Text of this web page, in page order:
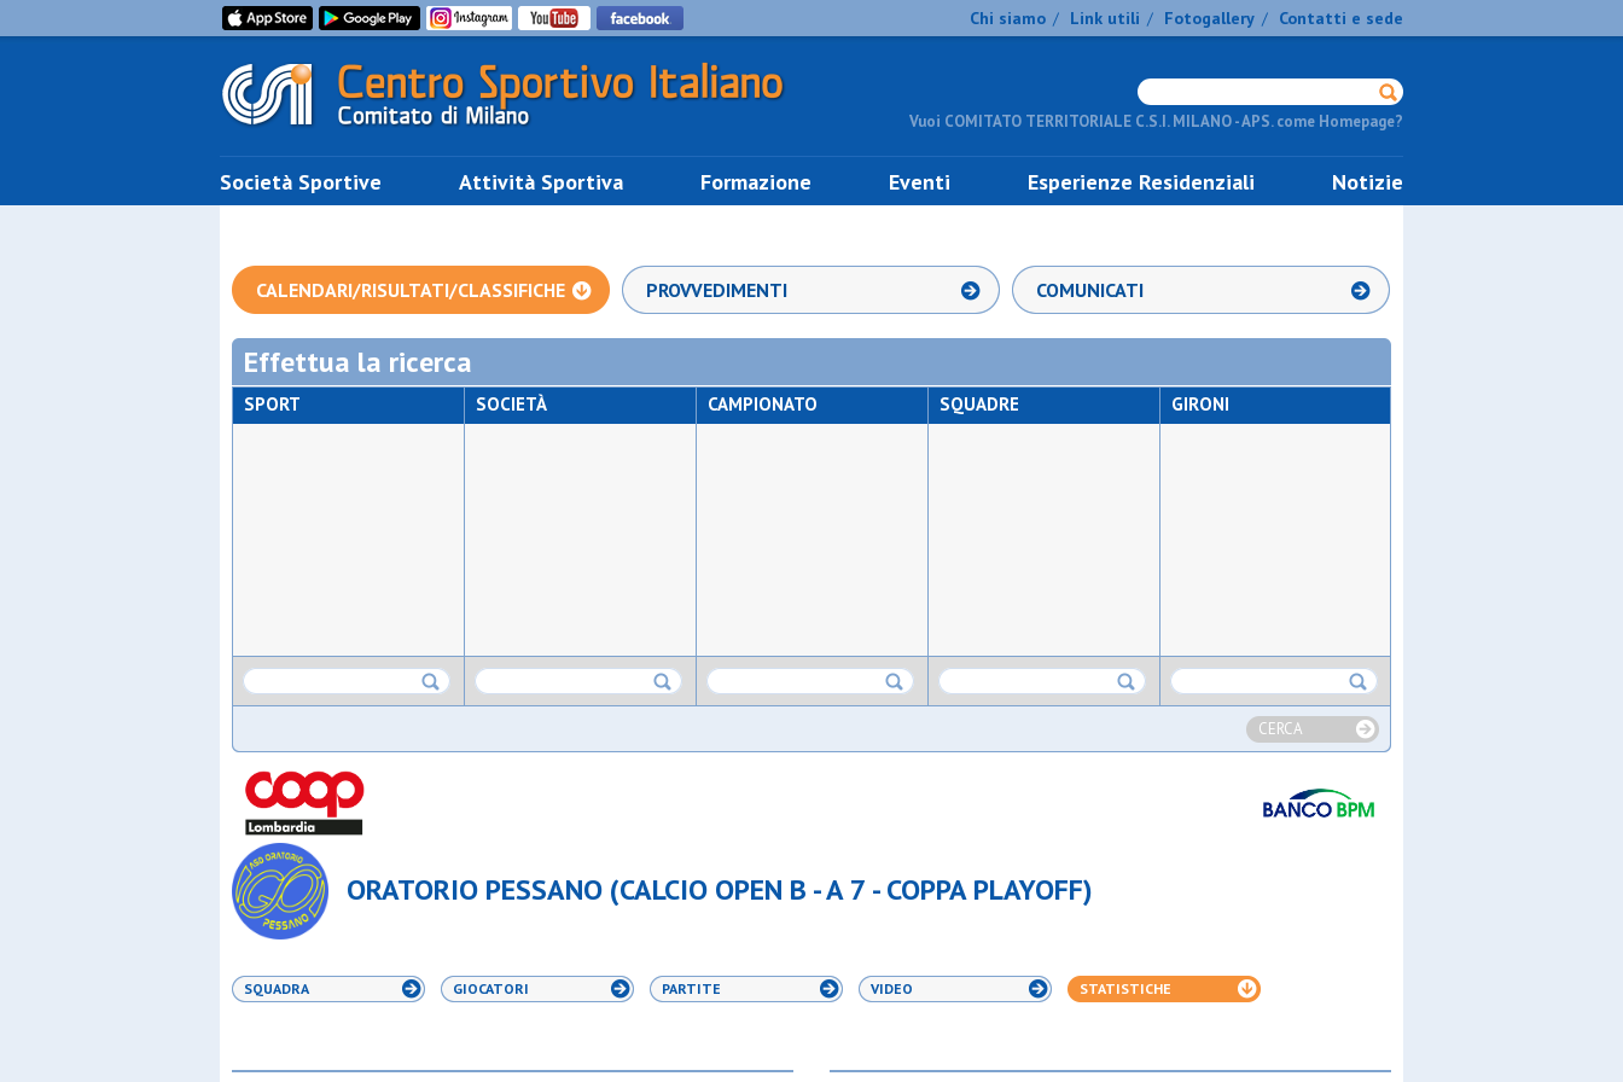
Chi siamo / Link utili / Fotogallery / Contatti e sede
Vuoi COMITATO TERRITORIALE C.S.I. MILANO - APS. come Homepage?
Società Sportive Attività Sportiva Formazione Eventi Esperienze Residenziali Notizie
CALENDARI/RISULTATI/CLASSIFICHE PROVVEDIMENTI COMUNICATI
Effettua la ricerca
SPORT SOCIETÀ CAMPIONATO SQUADRE GIRONI
CERCA
ORATORIO PESSANO (CALCIO OPEN B - A 7 - COPPA PLAYOFF)
SQUADRA GIOCATORI PARTITE VIDEO STATISTICHE